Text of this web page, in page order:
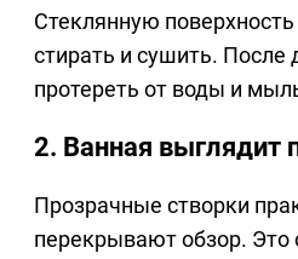
Стеклянную
стирать и сушить. После
протереть от воды и
2. Ванная выглядит
Прозрачные створки
перекрывают обзор. Это